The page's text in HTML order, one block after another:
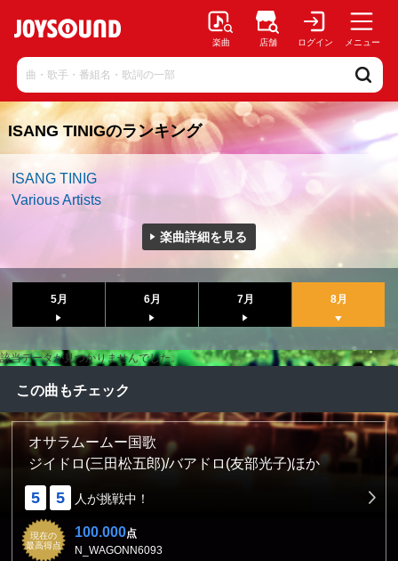
楽曲 店舗 ログイン メニュー
ISANG TINIGのランキング
ISANG TINIG
Various Artists
楽曲詳細を見る
5月 6月 7月 8月
該当データが見つかりませんでした。
この曲もチェック
オサラムームー国歌
ジイドロ(三田松五郎)/バアドロ(友部光子)ほか
5 5 人が挑戦中！
現在の
最高得点
100.000点
N_WAGONN6093